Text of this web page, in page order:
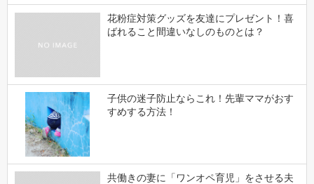
花粉症対策グッズを友達にプレゼント！喜
ばれること間違いなしのものとは？
子供の迷子防止ならこれ！先輩ママがおす
すめする方法！
共働きの妻に「ワンオペ育児」をさせる夫